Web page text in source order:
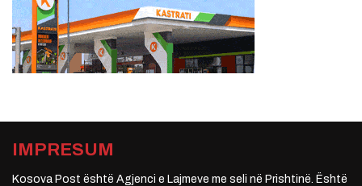
IMPRESUM
Kosova Post është Agjenci e Lajmeve me seli në Prishtinë. Është